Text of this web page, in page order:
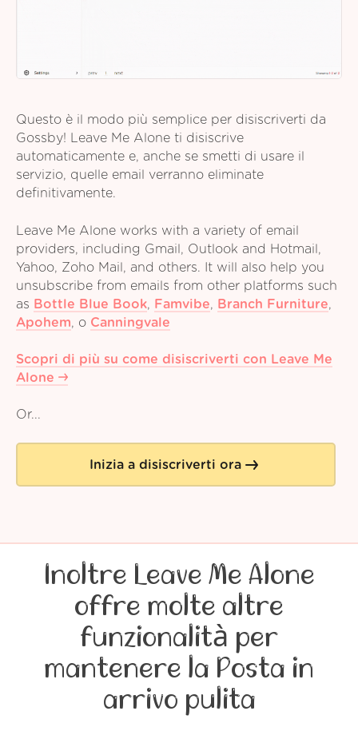
Questo è il modo più semplice per disiscriverti da
Gossby! Leave Me Alone ti disiscrive
automaticamente e, anche se smetti di usare il
servizio, quelle email verranno eliminate
definitivamente.
Leave Me Alone works with a variety of email
providers, including Gmail, Outlook and Hotmail,
Yahoo, Zoho Mail, and others. It will also help you
unsubscribe from emails from other platforms such
as Bottle Blue Book, Famvibe, Branch Furniture,
Apohem, o Canningvale
Scopri di più su come disiscriverti con Leave Me
Alone
Or...
Inizia a disiscriverti ora
Inoltre Leave Me Alone
offre molte altre
funzionalità per
mantenere la Posta in
arrivo pulita